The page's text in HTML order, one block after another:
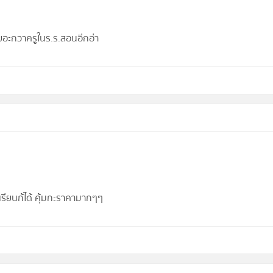
อะกวาครูในร.ร.สอนอีกอ่า
รียนก้ได้ คุ้มกะราคามากๆๆ